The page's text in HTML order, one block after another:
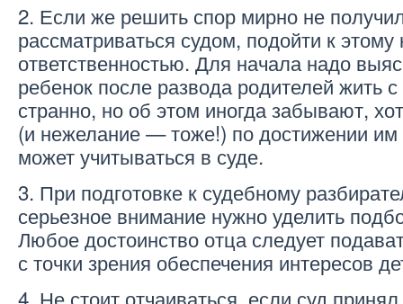
2. Если же решить спор мирно не
рассматриваться судом, подойти к
ответственностью. Для начала надо
ребенок после развода родителей жить
странно, но об этом иногда забывают,
(и нежелание — тоже!) по достижении им
может учитываться в суде.
3. При подготовке к судебному
серьезное внимание нужно уделить
Любое достоинство отца следует
с точки зрения обеспечения интересов
4. Не стоит отчаиваться, если суд